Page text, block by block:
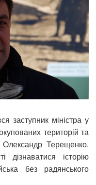
заступник міністра у
територій та
Олександр Терещенко.
дізнаватися історію
без радянського